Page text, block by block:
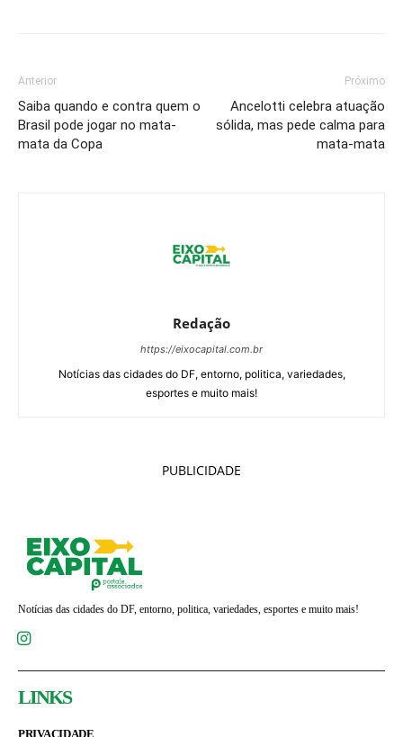
Anterior
Saiba quando e contra quem o
Brasil pode jogar no mata-
mata da Copa
Próximo
Ancelotti celebra atuação
sólida, mas pede calma para
mata-mata
Redação
https://eixocapital.com.br
Notícias das cidades do DF, entorno, politica, variedades,
esportes e muito mais!
PUBLICIDADE
Notícias das cidades do DF, entorno, politica, variedades, esportes e muito mais!
LINKS
PRIVACIDADE